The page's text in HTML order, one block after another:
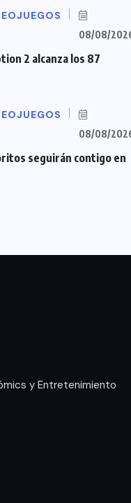
08/08/
2 alcanza los 87
08/08/
seguirán contigo en
y Entretenimiento